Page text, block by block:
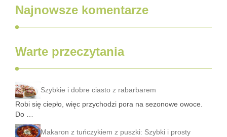
Najnowsze komentarze
Warte przeczytania
Szybkie i dobre ciasto z rabarbarem
Robi się ciepło, więc przychodzi pora na sezonowe owoce.
Do …
Makaron z tuńczykiem z puszki: Szybki i prosty